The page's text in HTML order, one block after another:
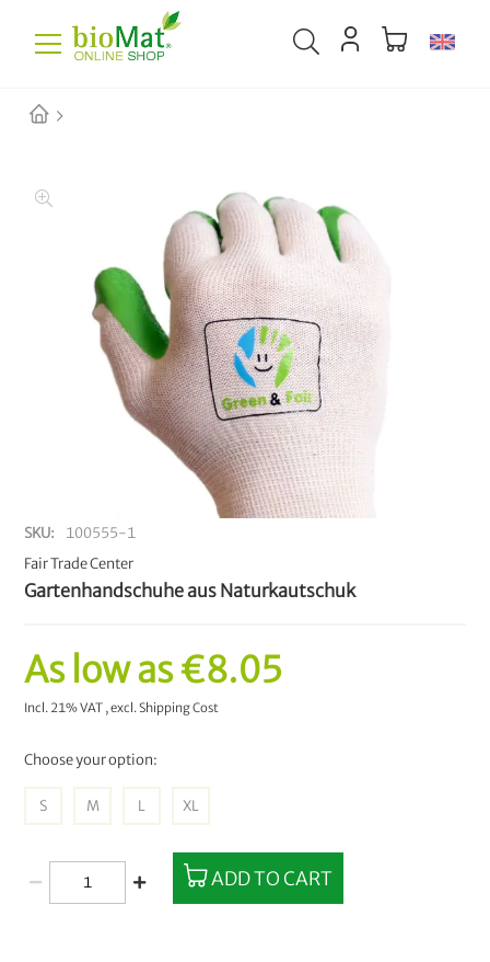
SKU
100555-1
Fair Trade Center
Gartenhandschuhe aus Naturkautschuk
As low as€8.05
Incl. 21% VAT ,excl.Shipping Cost
Choose your option:
S M L XL
ADD TO CART